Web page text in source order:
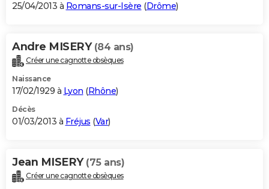
25/04/2013 à Romans-sur-Isère (Drôme)
Andre MISERY (84 ans)
Créer une cagnotte obsèques
Naissance
17/02/1929 à Lyon (Rhône)
Décès
01/03/2013 à Fréjus (Var)
Jean MISERY (75 ans)
Créer une cagnotte obsèques